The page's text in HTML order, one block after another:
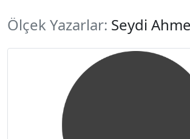
Ölçek Yazarlar: Seydi